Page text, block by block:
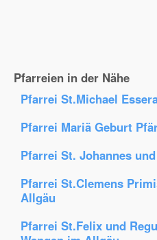
Pfarreien in der Nähe
Pfarrei St.Michael
Pfarrei Mariä Geburt
Pfarrei St. Johannes
Pfarrei St.Clemens
Allgäu
Pfarrei St.Felix und